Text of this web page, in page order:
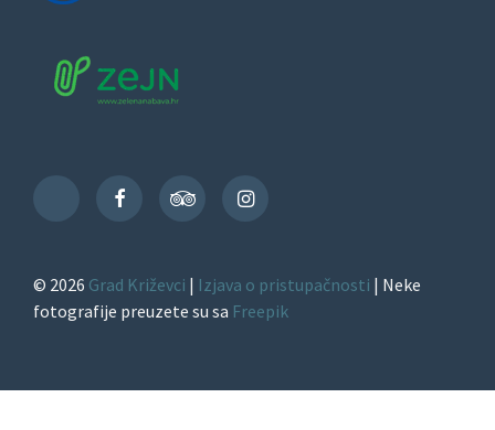
TikTok
FacebookTripAdvisorInstagram
© 2026 Grad Križevci | Izjava o pristupačnosti | Neke
fotografije preuzete su sa Freepik